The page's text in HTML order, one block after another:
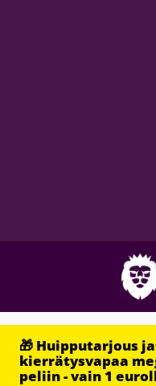
🎁 Huipputarjous
kierrätysvapaa
peliin - vain 1